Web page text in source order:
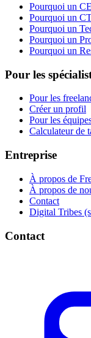
Pourquoi un
Pourquoi un
Pourquoi un
Pourquoi un
Pourquoi un
Pour les
Pour les
Créer un profil
Pour les
Calculateur de
Entreprise
À propos de
À propos de
Contact
Digital Tribes
Contact